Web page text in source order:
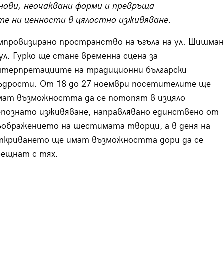
неочаквани форми и превръща
ни ценности в цялостно изживяване.
пространство на ъгъла на ул. Шишман
Гурко ще стане временна сцена за
на традиционни български
От 18 до 27 ноември посетителите ще
възможността да се потопят в изцяло
изживяване, направлявано единствено от
на шестимата творци, а в деня на
ще имат възможността дори да се
с тях.